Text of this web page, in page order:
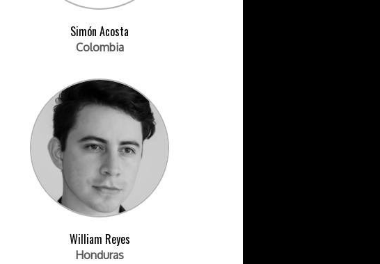
Simón Acosta
Colombia
William Reyes
Honduras